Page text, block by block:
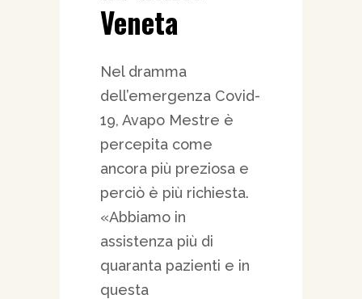
Veneta
Nel dramma
dell’emergenza Covid-
19, Avapo Mestre è
percepita come
ancora più preziosa e
perciò è più richiesta.
«Abbiamo in
assistenza più di
quaranta pazienti e in
questa